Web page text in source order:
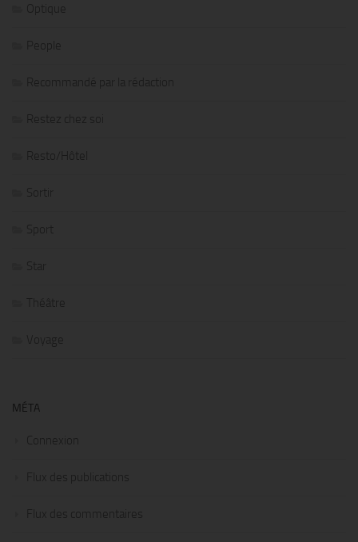
Optique
People
Recommandé par la rédaction
Restez chez soi
Resto/Hôtel
Sortir
Sport
Star
Théâtre
Voyage
MÉTA
Connexion
Flux des publications
Flux des commentaires